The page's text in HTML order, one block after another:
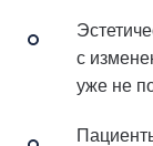
с
уже не